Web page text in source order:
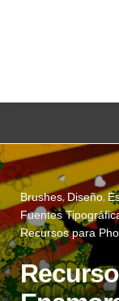
Brushes Diseño
Fuentes
Recursos para